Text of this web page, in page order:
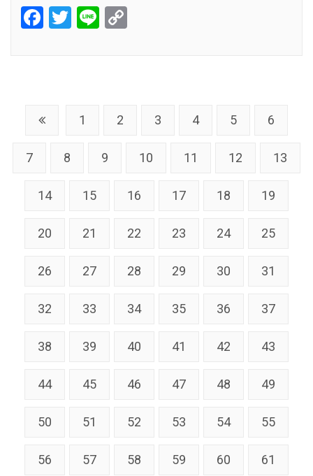
Facebook
Twitter
Line
1 2 3 4 5 6
7 8 9 10 11 12 13
14 15 16 17 18 19
20 21 22 23 24 25
26 27 28 29 30 31
32 33 34 35 36 37
38 39 40 41 42 43
44 45 46 47 48 49
50 51 52 53 54 55
56 57 58 59 60 61